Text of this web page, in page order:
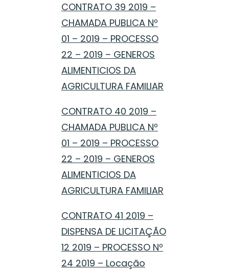
CONTRATO 39 2019 –
CHAMADA PUBLICA Nº
01 – 2019 – PROCESSO
22 – 2019 – GENEROS
ALIMENTICIOS DA
AGRICULTURA FAMILIAR
CONTRATO 40 2019 –
CHAMADA PUBLICA Nº
01 – 2019 – PROCESSO
22 – 2019 – GENEROS
ALIMENTICIOS DA
AGRICULTURA FAMILIAR
CONTRATO 41 2019 –
DISPENSA DE LICITAÇÃO
12 2019 – PROCESSO Nº
24 2019 – Locação